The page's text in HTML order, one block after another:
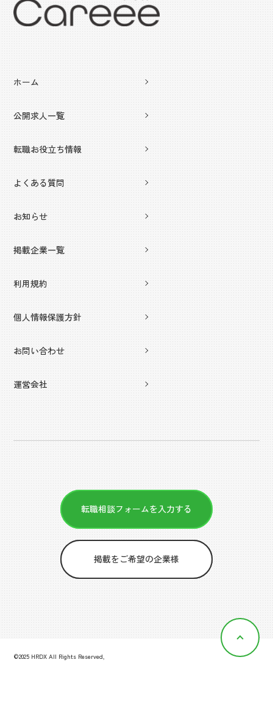
ホーム
公開求人一覧
転職お役立ち情報
よくある質問
お知らせ
掲載企業一覧
利用規約
個人情報保護方針
お問い合わせ
運営会社
転職相談フォームを入力する
掲載をご希望の企業様
©2025 HRDX All Rights Reserved,